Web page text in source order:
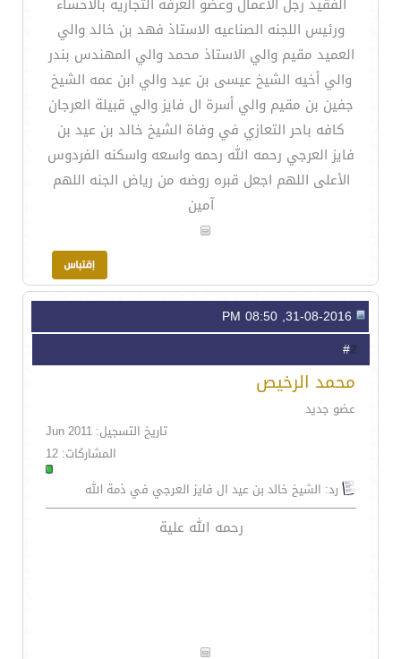
ورئيس اللجنه الصناعيه الاستاذ فهد بن خالد والي
العميد مقيم والي الاستاذ محمد والي المهندس بندر
والي أخيه الشيخ عيسى بن عيد والي ابن عمه الشيخ
جفين بن مقيم والي أسرة ال فايز والي قبيلة العرجان
كافه باحر التعازي في وفاة الشيخ خالد بن عيد بن
فايز العرجي رحمه الله رحمه واسعه واسكنه الفردوس
الأعلى اللهم اجعل قبره روضه من رياض الجنه اللهم
آمين
2
محمد الرخيص
عضو جديد
تاريخ التسجيل: Jun 2011
المشاركات: 12
رد: الشيخ خالد بن عيد ال فايز العرجي في ذمة الله
رحمه الله علية